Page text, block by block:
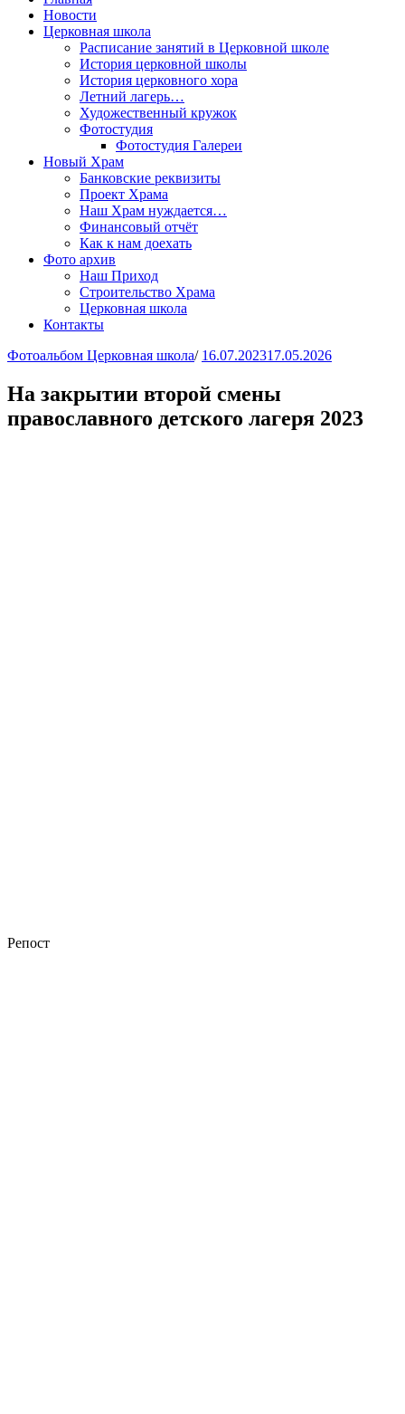
Новости
Церковная школа
Расписание занятий в Церковной школе
История церковной школы
История церковного хора
Летний лагерь…
Художественный кружок
Фотостудия
Фотостудия Галереи
Новый Храм
Банковские реквизиты
Проект Храма
Наш Храм нуждается…
Финансовый отчёт
Как к нам доехать
Фото архив
Наш Приход
Строительство Храма
Церковная школа
Контакты
Фотоальбом Церковная школа/ 16.07.202317.05.2026
На закрытии второй смены
православного детского лагеря 2023
Репост